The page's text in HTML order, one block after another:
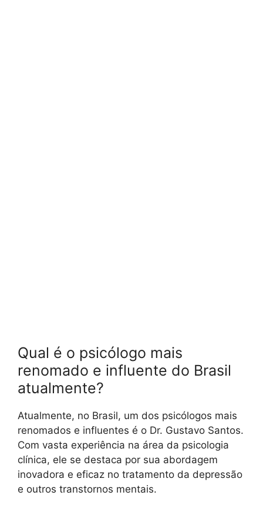
Qual é o psicólogo mais
renomado e influente do Brasil
atualmente?
Atualmente, no Brasil, um dos psicólogos mais
renomados e influentes é o Dr. Gustavo Santos.
Com vasta experiência na área da psicologia
clínica, ele se destaca por sua abordagem
inovadora e eficaz no tratamento da depressão
e outros transtornos mentais.